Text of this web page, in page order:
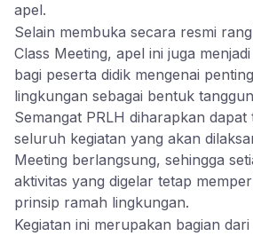
apel.
Selain membuka secara resmi
Class Meeting, apel ini juga
bagi peserta didik mengenai
lingkungan sebagai bentuk
Semangat PRLH diharapkan
seluruh kegiatan yang akan
Meeting berlangsung, sehingga
aktivitas yang digelar tetap
prinsip ramah lingkungan.
Kegiatan ini merupakan bagian